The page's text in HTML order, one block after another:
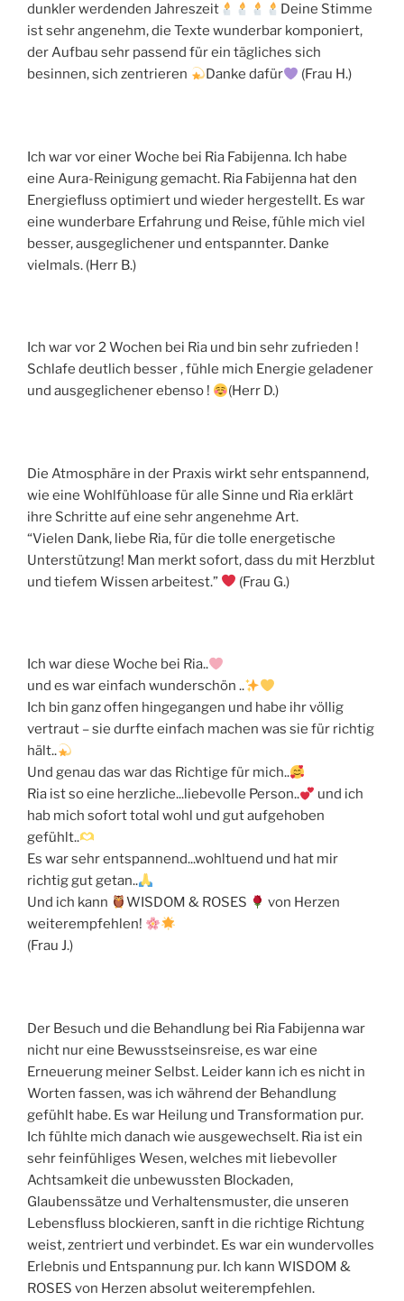
dunkler werdenden Jahreszeit
Deine Stimme
ist sehr angenehm, die Texte wunderbar komponiert,
der Aufbau sehr passend für ein tägliches sich
besinnen, sich zentrieren
Danke dafür (Frau H.)
Ich war vor einer Woche bei Ria Fabijenna. Ich habe
eine Aura-Reinigung gemacht. Ria Fabijenna hat den
Energiefluss optimiert und wieder hergestellt. Es war
eine wunderbare Erfahrung und Reise, fühle mich viel
besser, ausgeglichener und entspannter. Danke
vielmals. (Herr B.)
Ich war vor 2 Wochen bei Ria und bin sehr zufrieden !
Schlafe deutlich besser , fühle mich Energie geladener
und ausgeglichener ebenso !
(Herr D.)
Die Atmosphäre in der Praxis wirkt sehr entspannend,
wie eine Wohlfühloase für alle Sinne und Ria erklärt
ihre Schritte auf eine sehr angenehme Art.
“Vielen Dank, liebe Ria, für die tolle energetische
Unterstützung! Man merkt sofort, dass du mit Herzblut
und tiefem Wissen arbeitest.”
(Frau G.)
Ich war diese Woche bei Ria..
und es war einfach wunderschön ..
Ich bin ganz offen hingegangen und habe ihr völlig
vertraut – sie durfte einfach machen was sie für richtig
hält..
Und genau das war das Richtige für mich..
Ria ist so eine herzliche...liebevolle Person..
und ich
hab mich sofort total wohl und gut aufgehoben
gefühlt..
Es war sehr entspannend...wohltuend und hat mir
richtig gut getan..
Und ich kann
WISDOM & ROSES
von Herzen
weiterempfehlen!
(Frau J.)
Der Besuch und die Behandlung bei Ria Fabijenna war
nicht nur eine Bewusstseinsreise, es war eine
Erneuerung meiner Selbst. Leider kann ich es nicht in
Worten fassen, was ich während der Behandlung
gefühlt habe. Es war Heilung und Transformation pur.
Ich fühlte mich danach wie ausgewechselt. Ria ist ein
sehr feinfühliges Wesen, welches mit liebevoller
Achtsamkeit die unbewussten Blockaden,
Glaubenssätze und Verhaltensmuster, die unseren
Lebensfluss blockieren, sanft in die richtige Richtung
weist, zentriert und verbindet. Es war ein wundervolles
Erlebnis und Entspannung pur. Ich kann WISDOM &
ROSES von Herzen absolut weiterempfehlen.